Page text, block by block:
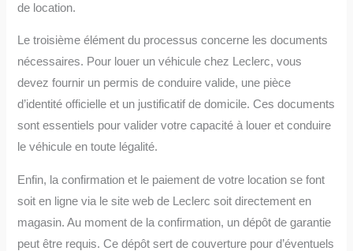
de location.
Le troisième élément du processus concerne les documents
nécessaires. Pour louer un véhicule chez Leclerc, vous
devez fournir un permis de conduire valide, une pièce
d’identité officielle et un justificatif de domicile. Ces documents
sont essentiels pour valider votre capacité à louer et conduire
le véhicule en toute légalité.
Enfin, la confirmation et le paiement de votre location se font
soit en ligne via le site web de Leclerc soit directement en
magasin. Au moment de la confirmation, un dépôt de garantie
peut être requis. Ce dépôt sert de couverture pour d’éventuels